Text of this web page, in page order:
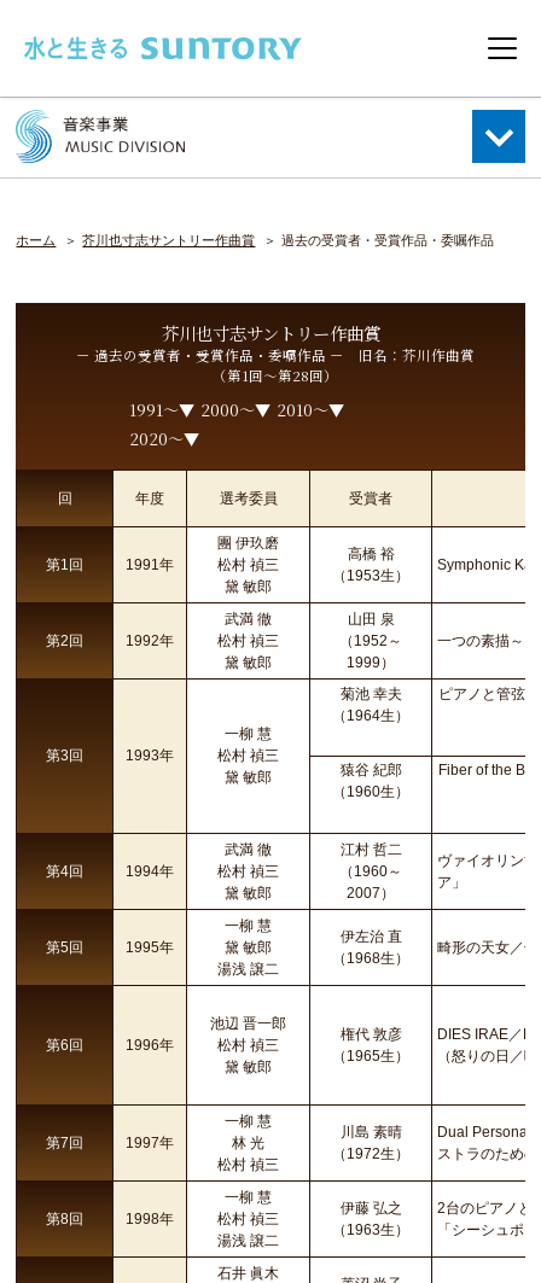
メ
ホーム 芥川也寸志サントリー作曲賞 過去の受賞者・受賞作品・委嘱作品
芥川也寸志サントリー作曲賞
－ 過去の受賞者・受賞作品・委嘱作品 － 旧名：芥川作曲賞
（第1回～第28回）
1991～ 2000～
2010～
2020～
回 年度 選考委員 受賞者
第1回 1991年
團 伊玖磨
松村 禎三
黛 敏郎
高橋 裕
（1953生）
Symphonic
第2回 1992年
武満 徹
松村 禎三
黛 敏郎
山田 泉
（1952～
1999）
一つの素描～
第3回 1993年
一柳 慧
松村 禎三
黛 敏郎
菊池 幸夫
（1964生）
猿谷 紀郎
（1960生）
ピアノと管弦
Fiber of the
第4回 1994年
武満 徹
松村 禎三
黛 敏郎
江村 哲二
（1960～
2007）
ヴァイオリン
ア」
第5回 1995年
一柳 慧
黛 敏郎
湯浅 譲二
伊左治 直
（1968生）
畸形の天女／
第6回 1996年
池辺 晋一郎
松村 禎三
黛 敏郎
権代 敦彦
（1965生）
DIES IRAE／
（怒りの日／
第7回 1997年
一柳 慧
林 光
松村 禎三
川島 素晴
（1972生）
Dual
ストラのための
第8回 1998年
一柳 慧
松村 禎三
湯浅 譲二
伊藤 弘之
（1963生）
2台のピアノと
「シーシュポ
石井 眞木